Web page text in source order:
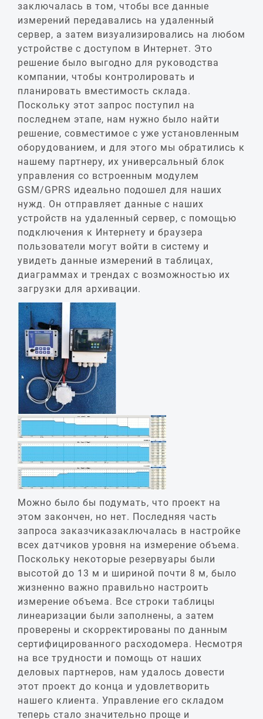
заключалась в том, чтобы все данные
измерений передавались на удаленный
сервер, а затем визуализировались на любом
устройстве с доступом в Интернет. Это
решение было выгодно для руководства
компании, чтобы контролировать и
планировать вместимость склада.
Поскольку этот запрос поступил на
последнем этапе, нам нужно было найти
решение, совместимое с уже установленным
оборудованием, и для этого мы обратились к
нашему партнеру, их универсальный блок
управления со встроенным модулем
GSM/GPRS идеально подошел для наших
нужд. Он отправляет данные с наших
устройств на удаленный сервер, с помощью
подключения к Интернету и браузера
пользователи могут войти в систему и
увидеть данные измерений в таблицах,
диаграммах и трендах с возможностью их
загрузки для архивации.
Можно было бы подумать, что проект на
этом закончен, но нет. Последняя часть
запроса заказчиказаключалась в настройке
всех датчиков уровня на измерение объема.
Поскольку некоторые резервуары были
высотой до 13 м и шириной почти 8 м, было
жизненно важно правильно настроить
измерение объема. Все строки таблицы
линеаризации были заполнены, а затем
проверены и скорректированы по данным
сертифицированного расходомера. Несмотря
на все трудности и помощь от наших
деловых партнеров, нам удалось довести
этот проект до конца и удовлетворить
нашего клиента. Управление его складом
теперь стало значительно проще и